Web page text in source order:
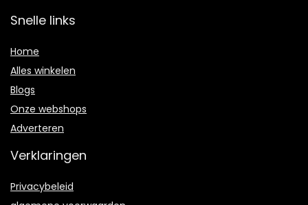
Snelle links
Home
Alles winkelen
Blogs
Onze webshops
Adverteren
Verklaringen
Privacybeleid